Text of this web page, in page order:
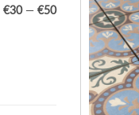
€30— €50